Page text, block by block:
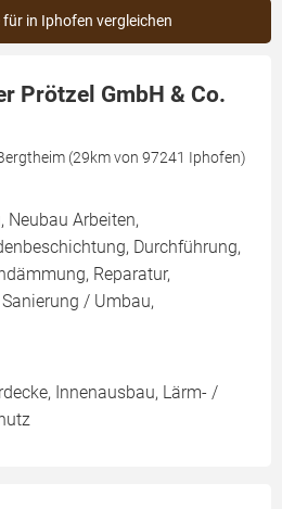
in Iphofen vergleichen
Prötzel GmbH & Co.
(29km von 97241 Iphofen)
Neubau Arbeiten,
Durchführung,
Reparatur,
/ Umbau,
Innenausbau, Lärm- /